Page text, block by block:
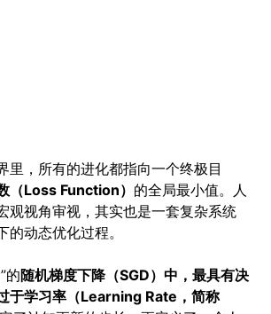
里，所有的进化都指向一个终极目
（Loss Function） 的全局最小值。人
观视角审视，其实也是一套复杂系统
动态优化过程。
的随机梯度下降（SGD）中，最具有决
于学习率（Learning Rate，简称